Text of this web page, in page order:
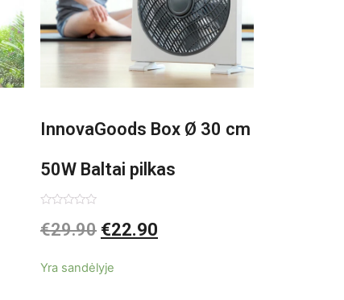
InnovaGoods Box Ø 30 cm
50W Baltai pilkas
pastatomas ventiliatorius
0
iš
€29.90 €22.90
Yra sandėlyje